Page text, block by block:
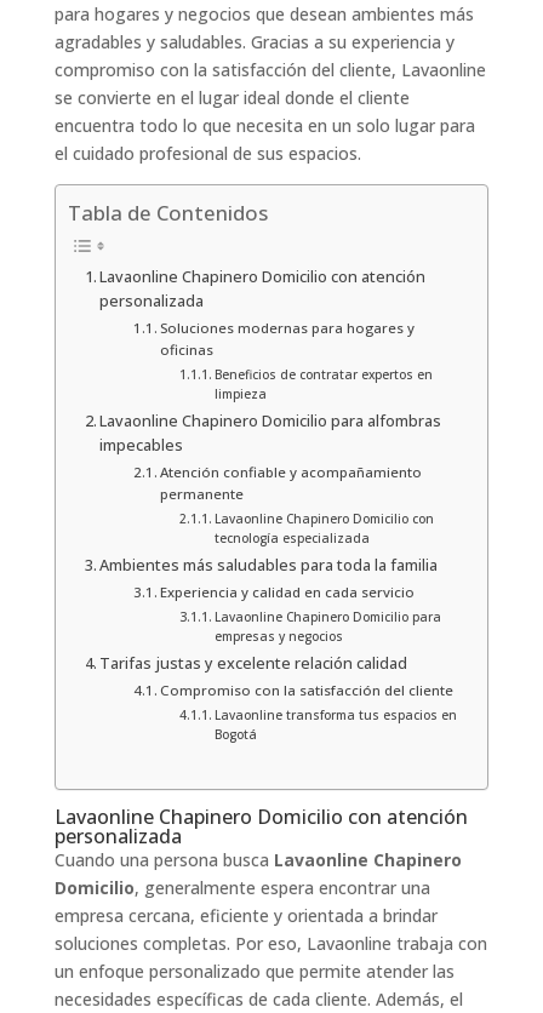
para hogares y negocios que desean ambientes más
agradables y saludables. Gracias a su experiencia y
compromiso con la satisfacción del cliente, Lavaonline
se convierte en el lugar ideal donde el cliente
encuentra todo lo que necesita en un solo lugar para
el cuidado profesional de sus espacios.
Tabla de Contenidos
Lavaonline Chapinero Domicilio con atención
personalizada
Soluciones modernas para hogares y
oficinas
Beneficios de contratar expertos en
limpieza
Lavaonline Chapinero Domicilio para alfombras
impecables
Atención confiable y acompañamiento
permanente
Lavaonline Chapinero Domicilio con
tecnología especializada
Ambientes más saludables para toda la familia
Experiencia y calidad en cada servicio
Lavaonline Chapinero Domicilio para
empresas y negocios
Tarifas justas y excelente relación calidad
Compromiso con la satisfacción del cliente
Lavaonline transforma tus espacios en
Bogotá
Lavaonline Chapinero Domicilio con atención
personalizada
Cuando una persona busca Lavaonline Chapinero
Domicilio, generalmente espera encontrar una
empresa cercana, eficiente y orientada a brindar
soluciones completas. Por eso, Lavaonline trabaja con
un enfoque personalizado que permite atender las
necesidades específicas de cada cliente. Además, el